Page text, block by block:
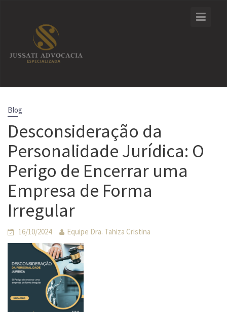
Blog
Desconsideração da
Personalidade Jurídica: O
Perigo de Encerrar uma
Empresa de Forma
Irregular
16/10/2024 Equipe Dra. Tahiza Cristina